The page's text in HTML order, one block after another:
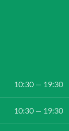
10:30 — 19:30
10:30 — 19:30